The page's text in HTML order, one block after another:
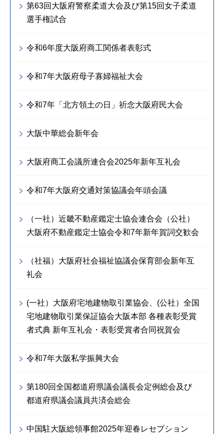
第63回大阪府警察柔道大会及び第15回女子柔道
選手権試合
令和6年度大阪府商工関係者表彰式
令和7年大阪府母子寡婦福祉大会
令和7年「北方領土の日」祈念大阪府民大会
大阪中華総会新年会
大阪府商工会議所連合会2025年新年互礼会
令和7年大阪府交通対策協議会年頭会議
（一社）近畿不動産鑑定士協会連合会（公社）
大阪府不動産鑑定士協会令和7年新年賀詞交歓会
（社福）大阪府社会福祉協議会保育部会新年互
礼会
(一社）大阪府宅地建物取引業協会、(公社）全国
宅地建物取引業保証協会大阪本部 各種表彰受賞
者式典 新年互礼会・表彰受賞者合同祝賀会
令和7年大阪私学振興大会
第180回全国都道府県議会議長会定例総会及び
都道府県議会議員共済会総会
中国駐大阪総領事館2025年迎春レセプション